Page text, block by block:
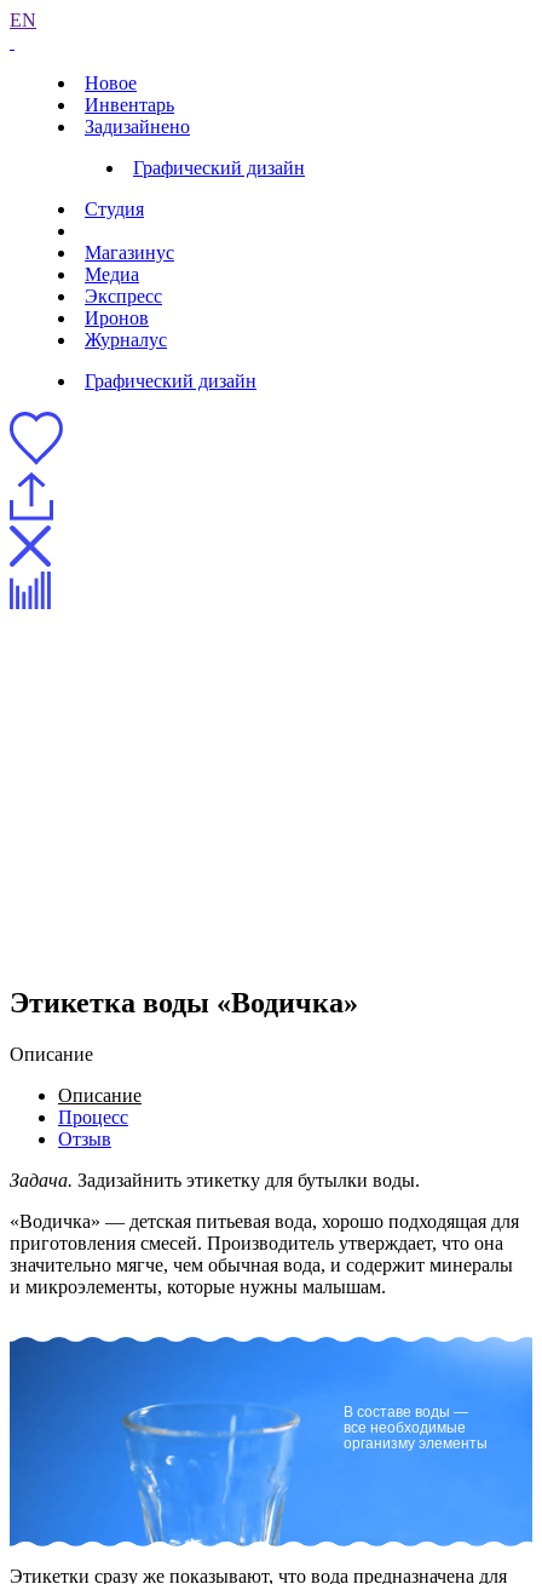
EN
Новое
Инвентарь
Задизайнено
Графический дизайн
Студия
Магазинус
Медиа
Экспресс
Иронов
Журналус
Графический дизайн
Этикетка воды «Водичка»
Описание
Описание
Процесс
Отзыв
Задача. Задизайнить этикетку для бутылки воды.
«Водичка» — детская питьевая вода, хорошо подходящая для
приготовления смесей. Производитель утверждает, что она
значительно мягче, чем обычная вода, и содержит минералы
и микроэлементы, которые нужны малышам.
В составе воды —
все необходимые
организму элементы
Этикетки сразу же показывают, что вода предназначена для